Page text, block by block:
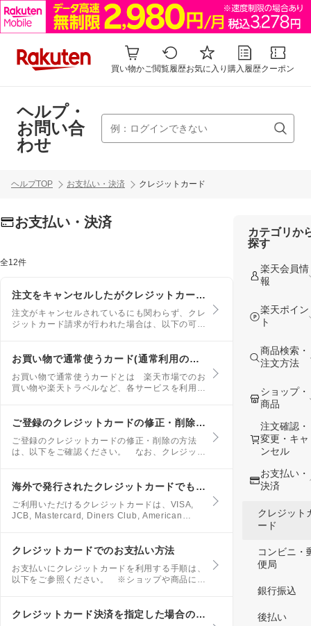
買い物かご閲覧履歴お気に入り 購入履歴クーポン
ヘルプ・
お問い合
わせ
ヘルプTOP お支払い・決済 クレジットカード
お支払い・決済
全12件
注文をキャンセルしたがクレジットカードの請求が行われた
注文がキャンセルされているにも関わらず、クレ
ジットカード請求が行われた場合は、以下の可能
完了した際には、以下のキャンセルメールが配信
お買い物で通常使うカード(通常利用のカード)の変更方法を知りたい
お買い物で通常使うカードとは 楽天市場でのお
買い物や楽天トラベルなど、各サービスを利用す
いる場合、登録されているカードのうち1枚を｢お
して設定することができます。
ご登録のクレジットカードの修正・削除方法について
ご登録のクレジットカードの修正・削除の方法
は、以下をご確認ください。 なお、クレジット
ます。 エラーが表示された際はご登録のクレジ
を修正してください。
海外で発行されたクレジットカードでも利用できますか？
ご利用いただけるクレジットカードは、VISA,
JCB, Mastercard, Diners Club, American
ロゴマークがあればご利用いただけます。
クレジットカードでのお支払い方法
お支払いにクレジットカードを利用する手順は、
以下をご参照ください。 ※ショップや商品によ
場合があります。予めご了承ください。
クレジットカード決済を指定した場合の流れについて知りたい
カテゴリか
探す
楽天会員情
報
楽天ポイン
ト
商品検索・
注文方法
ショップ・
商品
注文確認・
変更・キャ
ンセル
お支払い・
決済
クレジット
ード
コンビニ・
便局
銀行振込
後払い